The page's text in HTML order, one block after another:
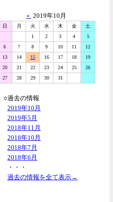
« 2019年10月
日 月 火 水 木 金
土
1
2 3 4
5
6
7 8 9 10 11
12
13
14 15 16 17 18
19
20
21 22 23 24 25
26
27
28 29 30 31
○過去の情報
2019年10月
2019年5月
2018年11月
2018年10月
2018年7月
2018年6月
・・・
過去の情報を全て表示→